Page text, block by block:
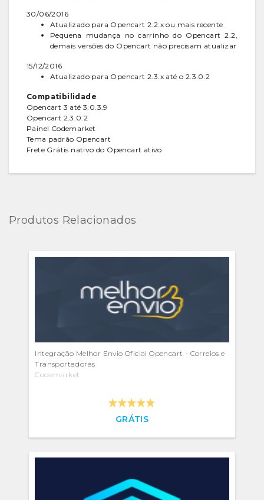
30/06/2016
Atualizado para Opencart 2.2.x ou mais recente
Pequena mudança no carrinho do Opencart 2.2,
demais versões do Opencart não precisam atualizar
15/12/2016
Atualizado para Opencart 2.3.x até o 2.3.0.2
Compatibilidade
Opencart 3 até 3.0.3.9
Opencart 2.3.0.2
Painel Codemarket
Tema padrão Opencart
Frete Grátis nativo do Opencart ativo
Produtos Relacionados
Integração Melhor Envio Oficial Opencart - Correios e
Transportadoras
Codemarket
GRÁTIS